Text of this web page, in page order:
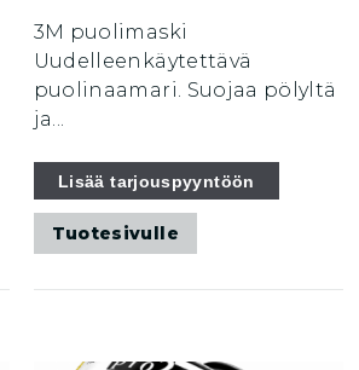
3M puolimaski
Uudelleenkäytettävä
puolinaamari. Suojaa pölyltä
ja...
Lisää tarjouspyyntöön
Tuotesivulle